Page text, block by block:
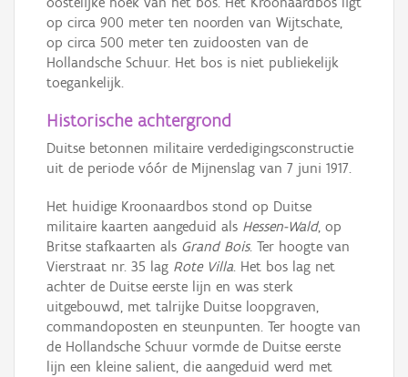
op circa 900 meter ten noorden van Wijtschate,
op circa 500 meter ten zuidoosten van de
Hollandsche Schuur. Het bos is niet publiekelijk
toegankelijk.
Historische achtergrond
Duitse betonnen militaire verdedigingsconstructie
uit de periode vóór de Mijnenslag van 7 juni 1917.
Het huidige Kroonaardbos stond op Duitse
militaire kaarten aangeduid als Hessen-Wald, op
Britse stafkaarten als Grand Bois. Ter hoogte van
Vierstraat nr. 35 lag Rote Villa. Het bos lag net
achter de Duitse eerste lijn en was sterk
uitgebouwd, met talrijke Duitse loopgraven,
commandoposten en steunpunten. Ter hoogte van
de Hollandsche Schuur vormde de Duitse eerste
lijn een kleine salient, die aangeduid werd met